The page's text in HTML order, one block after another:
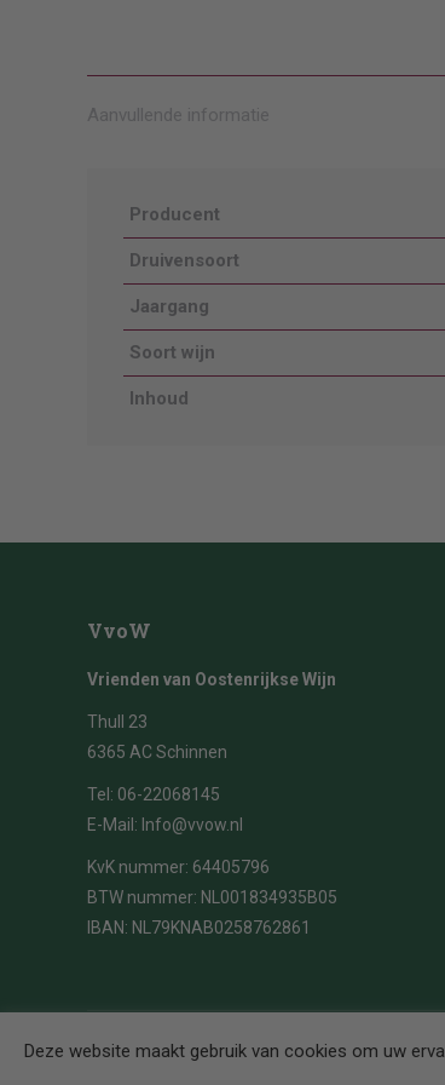
Aanvullende informatie
Producent
Druivensoort
Jaargang
Soort wijn
Inhoud
VvoW
Vrienden van Oostenrijkse Wijn
Thull 23
6365 AC Schinnen
Tel: 06-22068145
E-Mail: Info@vvow.nl
KvK nummer: 64405796
BTW nummer: NL001834935B05
IBAN: NL79KNAB0258762861
Development by
Deze website maakt gebruik van cookies om uw